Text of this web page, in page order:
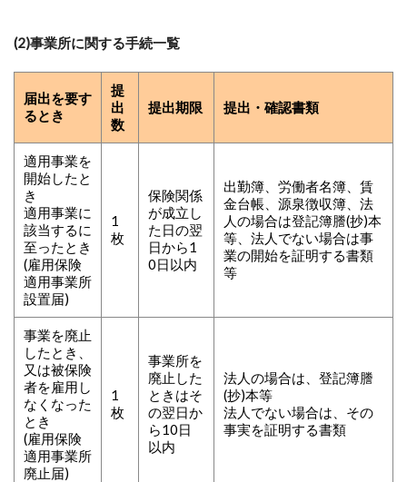
(2)事業所に関する手続一覧
届出を要す
るとき
提
出
数
提出期限 提出・確認書類
適用事業を
開始したと
き
適用事業に
該当するに
至ったとき
(雇用保険
適用事業所
設置届)
1
枚
保険関係
が成立し
た日の翌
日から1
0日以内
出勤簿、労働者名簿、賃
金台帳、源泉徴収簿、法
人の場合は登記簿謄(抄)本
等、法人でない場合は事
業の開始を証明する書類
等
事業を廃止
したとき、
又は被保険
者を雇用し
なくなった
とき
(雇用保険
適用事業所
廃止届)
1
枚
事業所を
廃止した
ときはそ
の翌日か
ら10日
以内
法人の場合は、登記簿謄
(抄)本等
法人でない場合は、その
事実を証明する書類